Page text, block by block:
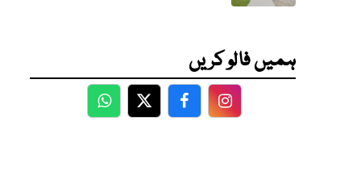
ہمیں فالو کریں
WhatsApp
TwitterFacebookFacebook